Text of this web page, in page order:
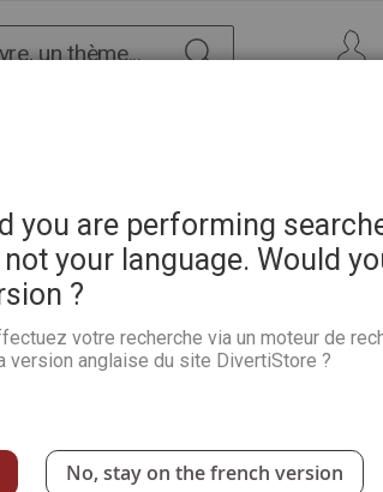
originales et
you are performing
your language. Would
?
votre recherche via un moteur de
version anglaise du site DivertiStore ?
No, stay on the french version